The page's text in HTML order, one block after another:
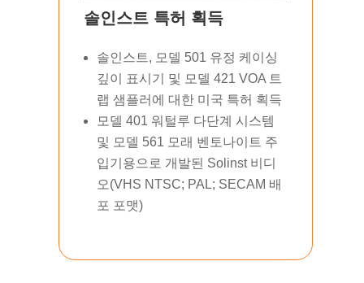
솔인스트 특허 획득
솔인스트, 모델 501 유정 케이싱
깊이 표시기 및 모델 421 VOA 트
랩 샘플러에 대한 미국 특허 획득
모델 401 워털루 다단계 시스템
및 모델 561 모래 벤토나이트 주
입기용으로 개발된 Solinst 비디
오(VHS NTSC; PAL; SECAM 배
포 포맷)